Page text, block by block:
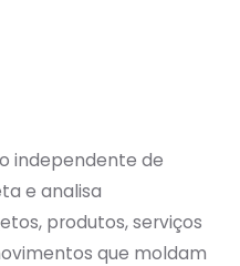
independente de
e analisa
produtos, serviços
que moldam